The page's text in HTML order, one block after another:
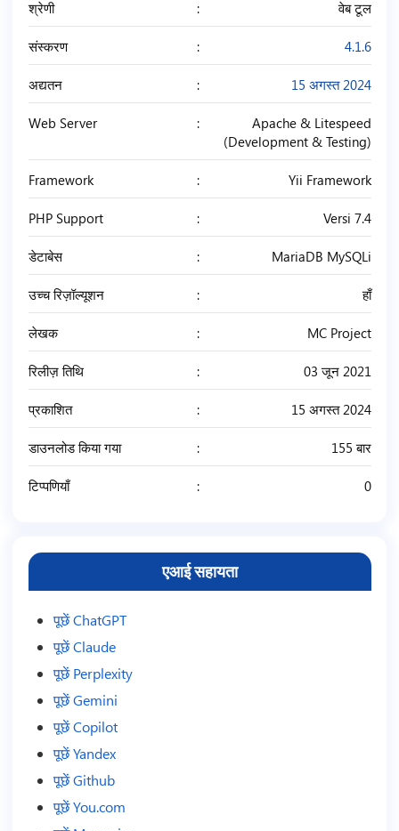
श्रेणी वेब टूल
संस्करण 4.1.6
अद्यतन 15 अगस्त 2024
Web Server
Apache & Litespeed
(Development & Testing)
Framework Yii Framework
PHP Support Versi 7.4
डेटाबेस MariaDB MySQLi
उच्च रिज़ॉल्यूशन हाँ
लेखक MC Project
रिलीज़ तिथि 03 जून 2021
प्रकाशित 15 अगस्त 2024
डाउनलोड किया गया 155 बार
टिप्पणियाँ 0
एआई सहायता
पूछें ChatGPT
पूछें Claude
पूछें Perplexity
पूछें Gemini
पूछें Copilot
पूछें Yandex
पूछें Github
पूछें You.com